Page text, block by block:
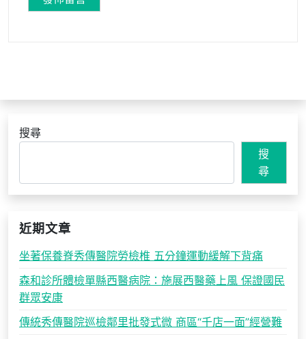
搜尋
搜
尋
近期文章
坐著保養脊秀傳醫院勞檢椎 五分鐘運動緩解下背痛
森和診所體檢單縣西醫病院：施展西醫藥上風 保證國民
群眾安康
傳統秀傳醫院巡檢鄰里批發式微 商區“千店一面”經營難